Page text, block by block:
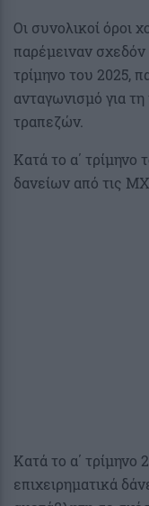
Οι συνολικοί όροι
παρέμειναν
τρίμηνο του 2025,
ανταγωνισμό για
τραπεζών.
Κατά το α΄ τρίμηνο
δανείων από τις
Κατά το α΄ τρίμηνο
επιχειρηματικά